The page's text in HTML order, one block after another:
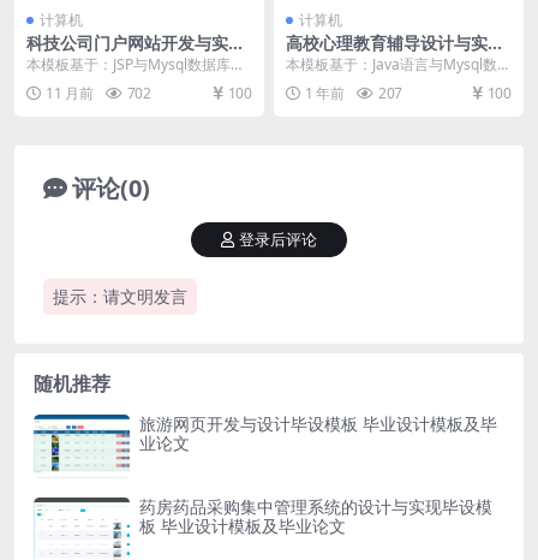
计算机
科技公司门户网站开发与实现
毕设模板 毕业设计模板及毕业
论文
本模板基于：JSP与Mysql数据库开
发 系统详细实现 管理员模块的实现
用户信...
11 月前 702 100
计算机
高校心理教育辅导设计与实现
毕设模板 毕业设计模板及毕业
论文与开题报告
本模板基于：Java语言与Mysql数据
库开发 学生功能模块的实现 学生进
入本系...
1 年前 207 100
评论(0)
提示：请文明发言
登录后评论
随机推荐
旅游网页开发与设计毕设模板 毕业设计模板及毕
业论文
药房药品采购集中管理系统的设计与实现毕设模
板 毕业设计模板及毕业论文